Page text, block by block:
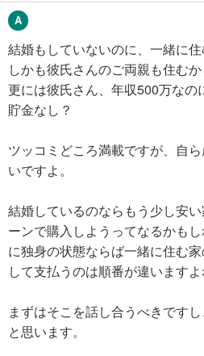
結婚もしていないのに、一緒に
しかも彼氏さんのご両親も住む
更には彼氏さん、年収500万なの
貯金なし？
ツッコミどころ満載ですが、自
いですよ。
結婚しているのならもう少し安
ーンで購入しようってなるかも
に独身の状態ならば一緒に住む
して支払うのは順番が違いますよ
まずはそこを話し合うべきです
と思います。